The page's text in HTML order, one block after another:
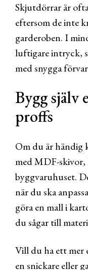
Skjutdörrar är
eftersom de inte
garderoben. I
luftigare intryck,
med snygga
Bygg själv
proffs
Om du är händig
med MDF-skivor,
byggvaruhuset.
när du ska
göra en mall i
du sågar till
Vill du ha ett mer
en snickare eller